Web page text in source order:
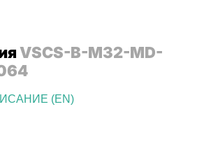
VSCS-B-M32-MD-
(EN)